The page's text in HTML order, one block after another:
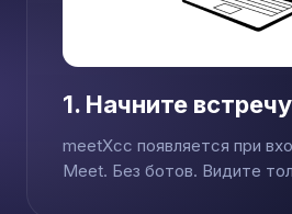
1. Начните встречу
meetXcc появляется при
Meet. Без ботов. Видите